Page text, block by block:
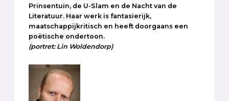
Prinsentuin, de U-Slam en de Nacht van de
Literatuur. Haar werk is fantasierijk,
maatschappijkritisch en heeft doorgaans een
poëtische ondertoon.
(portret: Lin Woldendorp)